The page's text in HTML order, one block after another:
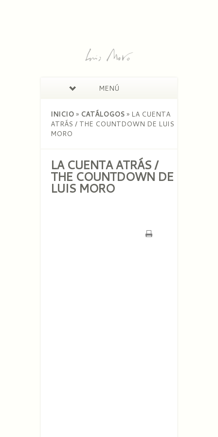
MENÚ
INICIO » CATÁLOGOS » LA CUENTA
ATRÁS / THE COUNTDOWN DE LUIS
MORO
LA CUENTA ATRÁS /
THE COUNTDOWN DE
LUIS MORO